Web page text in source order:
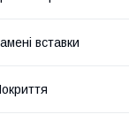
вставки